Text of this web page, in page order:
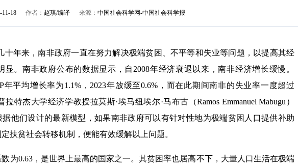
11-18 作者： 赵琪/编译 来源： 中国社会科学网-中国社会科学报
十年来，南非政府一直在努力解决极端贫困、不平等和失业等问题，以提高其经
显。南非政府公布的数据显示，自2008年经济衰退以来，南非经济增长缓慢。
年平均增长率为1.1%，2023年放缓至0.6%，而在此期间南非的失业率一度超过
特杰大学经济学教授拉莫斯·埃马纽埃尔·马布古（Ramos Emmanuel Mabugu）
据他们设计的最新模型，如果南非政府可以有针对性地为极端贫困人口提供补助
扶贫社会转移机制，便能有效缓解以上问题。
0.63，是世界上最高的国家之一。其贫困率也居高不下，大量人口生活在极端